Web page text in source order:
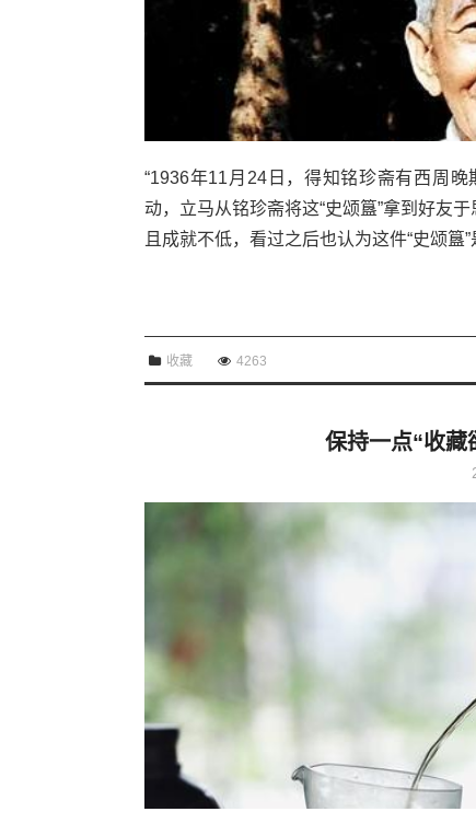
“1936年11月24日，得知铭珍斋有西周
动，立马从铭珍斋将这“史颂簋”拿到好友
且成就不低，看过之后也认为这件“史颂簋
收藏 4263
保持一点“收藏